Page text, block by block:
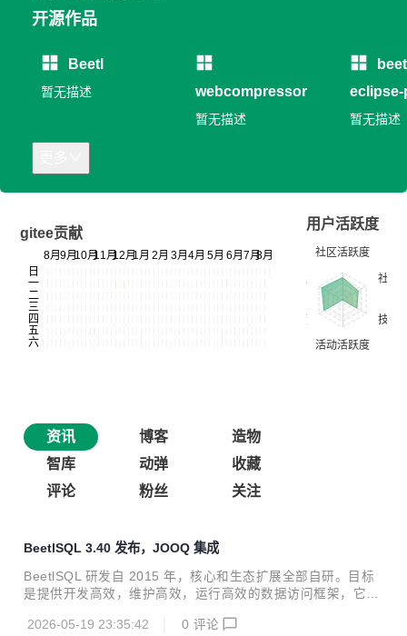
开源作品
Beetl
暂无描述 webcompressor
暂无描述 暂无描述
gitee贡献
用户活跃度
资讯 博客
造物
智库
动弹
收藏
评论
粉丝 关注
BeetlSQL 3.40 发布，JOOQ 集成
BeetlSQL 研发自 2015 年，核心和生态扩展全部自研。目标
是提供开发高效，维护高效，运行高效的数据访问框架，它适
验 多库使用 性能测试 插件支持 本次发布新增BeetlSQL与JO
2026-05-19 23:35:42 0 评论